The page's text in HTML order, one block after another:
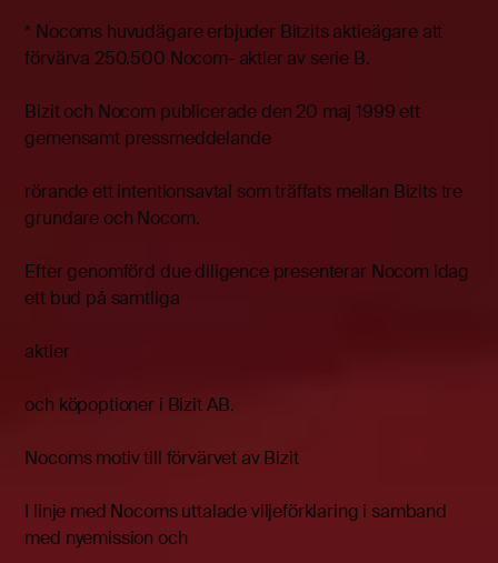
* Nocoms huvudägare erbjuder Bitzits aktieägare att
förvärva 250.500 Nocom- aktier av serie B.
Bizit och Nocom publicerade den 20 maj 1999 ett
gemensamt pressmeddelande
rörande ett intentionsavtal som träffats mellan Bizits tre
grundare och Nocom.
Efter genomförd due diligence presenterar Nocom idag
ett bud på samtliga
aktier
och köpoptioner i Bizit AB.
Nocoms motiv till förvärvet av Bizit
I linje med Nocoms uttalade viljeförklaring i samband
med nyemission och